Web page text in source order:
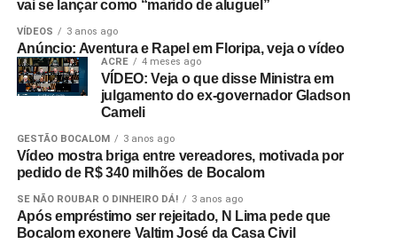
vai se lançar como “marido de aluguel”
VÍDEOS 3 anos ago
Anúncio: Aventura e Rapel em Floripa, veja o vídeo
ACRE 4 meses ago
VÍDEO: Veja o que disse Ministra em
julgamento do ex-governador Gladson
Cameli
GESTÃO BOCALOM 3 anos ago
Vídeo mostra briga entre vereadores, motivada por
pedido de R$ 340 milhões de Bocalom
SE NÃO ROUBAR O DINHEIRO DÁ! 3 anos ago
Após empréstimo ser rejeitado, N Lima pede que
Bocalom exonere Valtim José da Casa Civil